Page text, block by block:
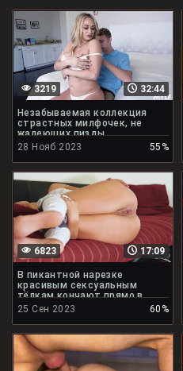
32:44
3219
Незабываемая коллекция
страстных милфочек, не
жалеющих пизды
28 Нояб 2023
55%
17:09
6823
В пикантной нарезке
красивым сексуальным
тёлкам кончают прямо в
киски
25 Сен 2023 60%